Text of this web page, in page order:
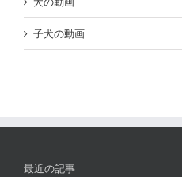
子犬の動画
最近の記事